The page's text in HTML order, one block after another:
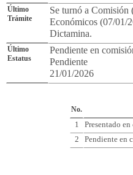
Último
Trámite
Se turnó a Comisión
Económicos (07/01/
Dictamina.
Último
Estatus
Pendiente en
Pendiente
21/01/2026
No.
1
Presentado
2
Pendiente en